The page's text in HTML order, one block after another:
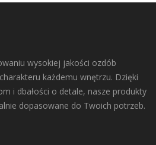
wysokiej jakości ozdób
każdemu wnętrzu. Dzięki
i dbałości o detale, nasze produkty
dopasowane do Twoich potrzeb.